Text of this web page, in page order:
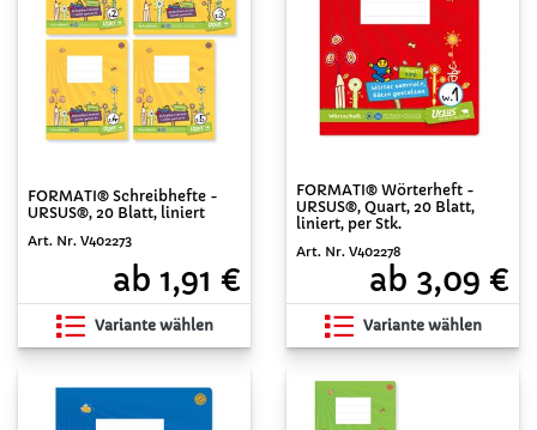
FORMATI® Schreibhefte -
URSUS®, 20 Blatt, liniert
Art. Nr. V402273
ab 1,91 €
Variante wählen
FORMATI® Wörterheft -
URSUS®, Quart, 20 Blatt,
liniert, per Stk.
Art. Nr. V402278
ab 3,09 €
Variante wählen